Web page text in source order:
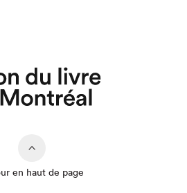
en haut de page